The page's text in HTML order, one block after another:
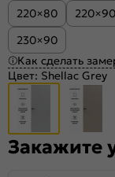
220×80
220×90
230×90
Как сделать
Цвет: Shellac Grey
Закажите